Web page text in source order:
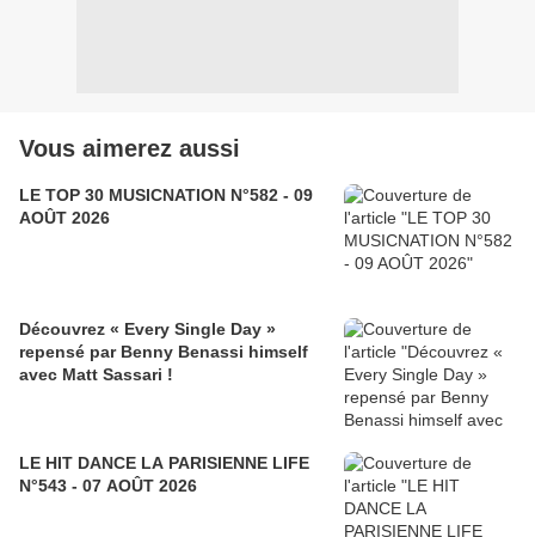
Vous aimerez aussi
LE TOP 30 MUSICNATION N°582 - 09
AOÛT 2026
Découvrez « Every Single Day »
repensé par Benny Benassi himself
avec Matt Sassari !
LE HIT DANCE LA PARISIENNE LIFE
N°543 - 07 AOÛT 2026